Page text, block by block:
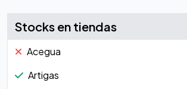
Stocks en tiendas
Acegua
Artigas